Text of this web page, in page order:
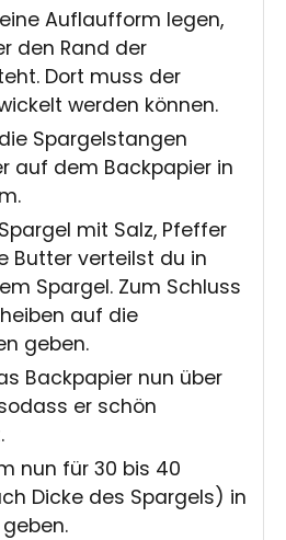
Auflaufform legen,
den Rand der
Dort muss der
werden können.
Spargelstangen
auf dem Backpapier in
mit Salz, Pfeffer
Butter verteilst du in
Spargel. Zum Schluss
auf die
geben.
Backpapier nun über
er schön
nun für 30 bis 40
Dicke des Spargels) in